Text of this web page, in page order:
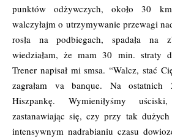
punktów odżywczych, około 30
walczyłajm o utrzymywanie przewagi
rosła na podbiegach, spadała na
wiedziałam, że mam 30 min. straty
Trener napisał mi smsa. “Walcz, stać
zagrałam va banque. Na ostatnich
Hiszpankę. Wymieniłyśmy
zastanawiając się, czy przy tak
intensywnym nadrabianiu czasu